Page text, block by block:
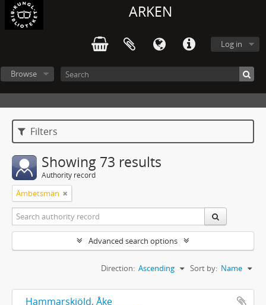
ARKEN
Log in
Browse
Filters
Showing 73 results
Authority record
Ämbetsmän
Advanced search options
Sort by: Name
Direction: Ascending
Hammarskjöld, Åke